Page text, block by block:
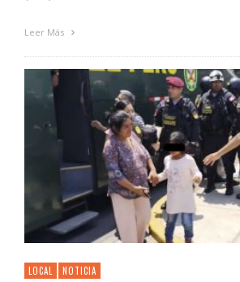
Leer Más
LOCAL NOTICIA